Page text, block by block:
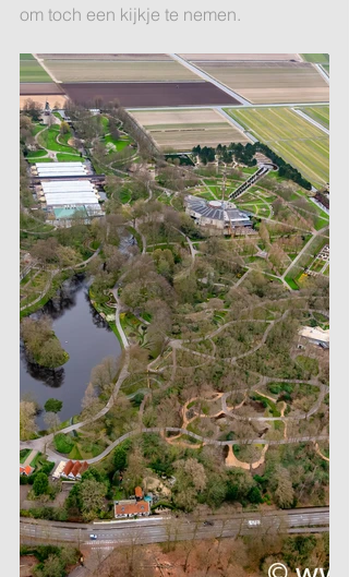
om toch een kijkje te nemen.